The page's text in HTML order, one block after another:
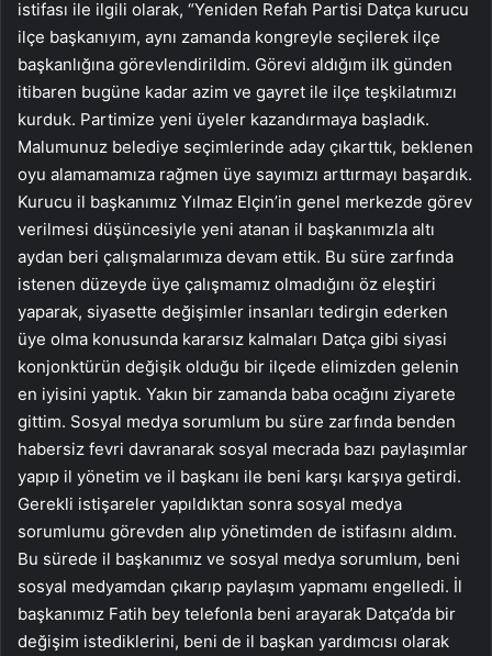
istifası ile ilgili olarak, “Yeniden Refah Partisi Datça kurucu
ilçe başkanıyım, aynı zamanda kongreyle seçilerek ilçe
başkanlığına görevlendirildim. Görevi aldığım ilk günden
itibaren bugüne kadar azim ve gayret ile ilçe teşkilatımızı
kurduk. Partimize yeni üyeler kazandırmaya başladık.
Malumunuz belediye seçimlerinde aday çıkarttık, beklenen
oyu alamamamıza rağmen üye sayımızı arttırmayı başardık.
Kurucu il başkanımız Yılmaz Elçin’in genel merkezde görev
verilmesi düşüncesiyle yeni atanan il başkanımızla altı
aydan beri çalışmalarımıza devam ettik. Bu süre zarfında
istenen düzeyde üye çalışmamız olmadığını öz eleştiri
yaparak, siyasette değişimler insanları tedirgin ederken
üye olma konusunda kararsız kalmaları Datça gibi siyasi
konjonktürün değişik olduğu bir ilçede elimizden gelenin
en iyisini yaptık. Yakın bir zamanda baba ocağını ziyarete
gittim. Sosyal medya sorumlum bu süre zarfında benden
habersiz fevri davranarak sosyal mecrada bazı paylaşımlar
yapıp il yönetim ve il başkanı ile beni karşı karşıya getirdi.
Gerekli istişareler yapıldıktan sonra sosyal medya
sorumlumu görevden alıp yönetimden de istifasını aldım.
Bu sürede il başkanımız ve sosyal medya sorumlum, beni
sosyal medyamdan çıkarıp paylaşım yapmamı engelledi. İl
başkanımız Fatih bey telefonla beni arayarak Datça’da bir
değişim istediklerini, beni de il başkan yardımcısı olarak